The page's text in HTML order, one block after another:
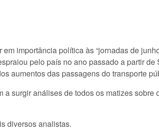
importância política às “jornadas de
pelo país no ano passado a partir
aumentos das passagens do transporte
surgir análises de todos os matizes sobre
diversos analistas.